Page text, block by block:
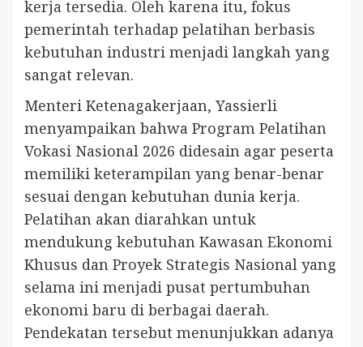
kerja tersedia. Oleh karena itu, fokus
pemerintah terhadap pelatihan berbasis
kebutuhan industri menjadi langkah yang
sangat relevan.
Menteri Ketenagakerjaan, Yassierli
menyampaikan bahwa Program Pelatihan
Vokasi Nasional 2026 didesain agar peserta
memiliki keterampilan yang benar-benar
sesuai dengan kebutuhan dunia kerja.
Pelatihan akan diarahkan untuk
mendukung kebutuhan Kawasan Ekonomi
Khusus dan Proyek Strategis Nasional yang
selama ini menjadi pusat pertumbuhan
ekonomi baru di berbagai daerah.
Pendekatan tersebut menunjukkan adanya